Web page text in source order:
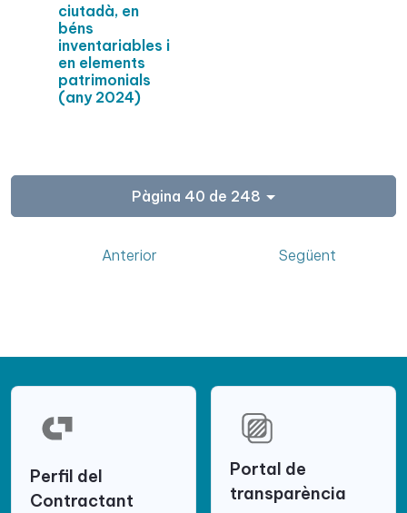
ciutadà, en
béns
inventariables i
en elements
patrimonials
(any 2024)
Pàgina 40 de 248
Anterior Següent
Perfil del
Contractant
Portal de
transparència